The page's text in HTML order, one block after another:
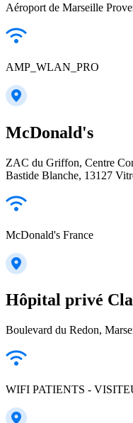
Aéroport de Marseille
AMP_WLAN_PRO
McDonald's
ZAC du Griffon, Centre
Bastide Blanche, 13127
McDonald's France
Hôpital privé
Boulevard du Redon,
WIFI PATIENTS -